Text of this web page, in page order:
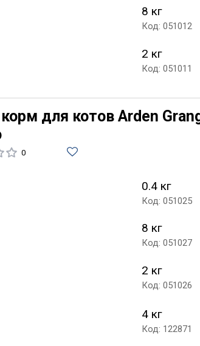
8 кг
Код: 051012
2 кг
Код: 051011
для котов Arden
0
0.4 кг
Код: 051025
8 кг
Код: 051027
2 кг
Код: 051026
4 кг
Код: 122871